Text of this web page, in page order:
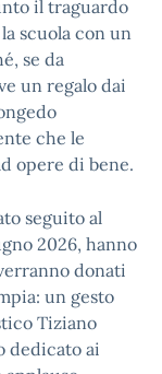
il traguardo
scuola con un
se da
un regalo dai
che le
opere di bene.
seguito al
2026, hanno
donati
un gesto
Tiziano
dedicato ai